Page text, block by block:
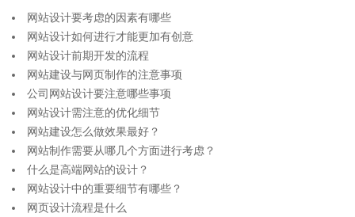
网站设计要考虑的因素有哪些
网站设计如何进行才能更加有创意
网站设计前期开发的流程
网站建设与网页制作的注意事项
公司网站设计要注意哪些事项
网站设计需注意的优化细节
网站建设怎么做效果最好？
网站制作需要从哪几个方面进行考虑？
什么是高端网站的设计？
网站设计中的重要细节有哪些？
网页设计流程是什么